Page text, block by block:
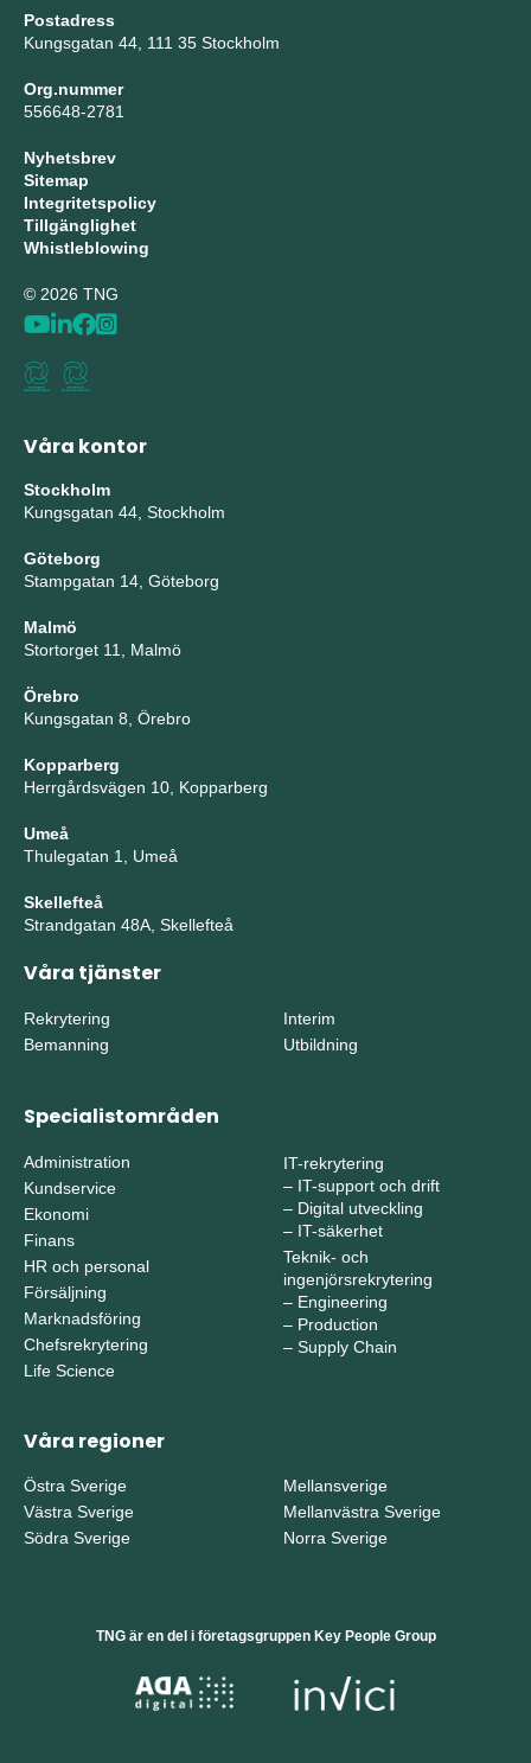
Postadress
Kungsgatan 44, 111 35 Stockholm
Org.nummer
556648-2781
Nyhetsbrev
Sitemap
Integritetspolicy
Tillgänglighet
Whistleblowing
© 2026 TNG
Våra kontor
Stockholm
Kungsgatan 44, Stockholm
Göteborg
Stampgatan 14, Göteborg
Malmö
Stortorget 11, Malmö
Örebro
Kungsgatan 8, Örebro
Kopparberg
Herrgårdsvägen 10, Kopparberg
Umeå
Thulegatan 1, Umeå
Skellefteå
Strandgatan 48A, Skellefteå
Våra tjänster
Rekrytering
Bemanning
Interim
Utbildning
Specialistområden
Administration
Kundservice
Ekonomi
Finans
HR och personal
Försäljning
Marknadsföring
Chefsrekrytering
Life Science
IT-rekrytering
– IT-support och drift
– Digital utveckling
– IT-säkerhet
Teknik- och
ingenjörsrekrytering
– Engineering
– Production
– Supply Chain
Våra regioner
Östra Sverige
Västra Sverige
Södra Sverige
Mellansverige
Mellanvästra Sverige
Norra Sverige
TNG är en del i företagsgruppen Key People Group